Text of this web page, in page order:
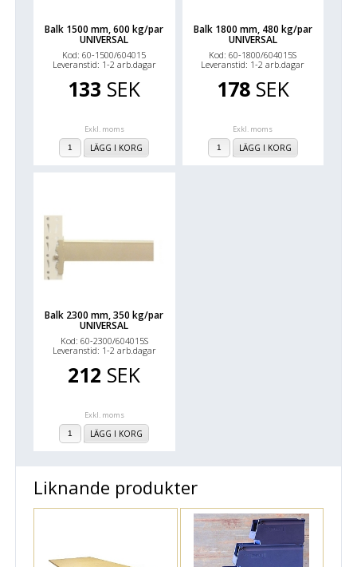
Balk 1500 mm, 600 kg/par
UNIVERSAL
Kod: 60-1500/604015
Leveranstid: 1-2 arb.dagar
133 SEK
Exkl. moms
LÄGG I KORG
Balk 1800 mm, 480 kg/par
UNIVERSAL
Kod: 60-1800/604015S
Leveranstid: 1-2 arb.dagar
178 SEK
Exkl. moms
LÄGG I KORG
Balk 2300 mm, 350 kg/par
UNIVERSAL
Kod: 60-2300/604015S
Leveranstid: 1-2 arb.dagar
212 SEK
Exkl. moms
LÄGG I KORG
Liknande produkter